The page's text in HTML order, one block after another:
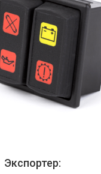
Экспортер: